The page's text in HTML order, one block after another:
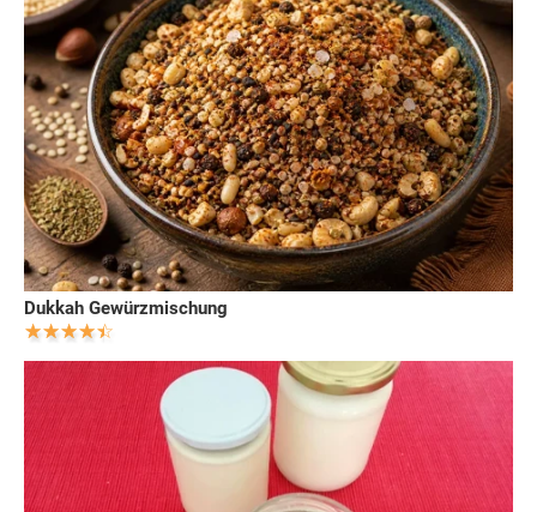
Dukkah Gewürzmischung